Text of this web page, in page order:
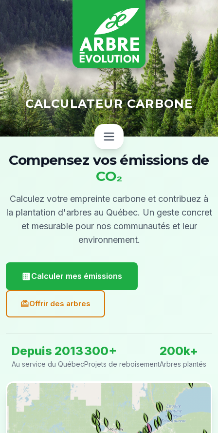
CALCULATEUR CARBONE
Compensez vos émissions de
CO₂
Calculez votre empreinte carbone et contribuez à
la plantation d'arbres au Québec. Un geste concret
et mesurable pour nos communautés et leur
environnement.
Calculer mes émissions
Offrir des arbres
Depuis 2013
Au service du Québec
300+
Projets de reboisement
200k+
Arbres plantés